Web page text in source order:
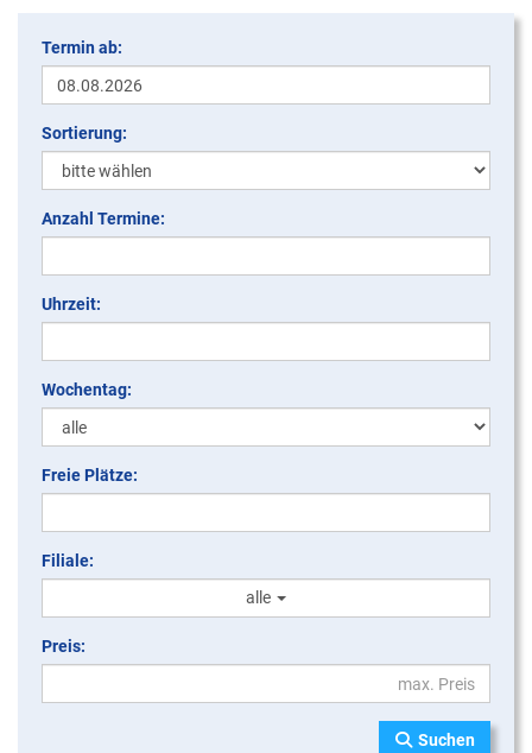
Termin ab:
Sortierung:
Anzahl Termine:
Uhrzeit:
Wochentag:
Freie Plätze:
Filiale:
alle
Preis:
Suchen